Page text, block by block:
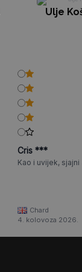
Ulje
Cris ***
Kao i uvijek, sjajni
Chard
4. kolovoza 2026.